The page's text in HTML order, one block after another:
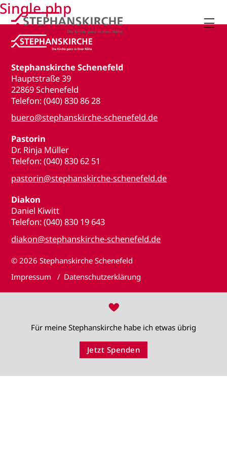

Stephanskirche Schenefeld
Hauptstraße 39
22869 Schenefeld
Telefon: (040) 830 86 28
buero@stephanskirche-schenefeld.de
Pastorin
Dr. Rinja Müller
Telefon: (040) 830 62 51
pastorin@stephanskirche-schenefeld.de
Diakon
Daniel Kiwitt
Telefon: (040) 830 19 643
diakon@stephanskirche-schenefeld.de
© 2026 Stephanskirche Schenefeld
Impressum
Datenschutzerklärung
♥
Für meine Stephanskirche habe ich etwas übrig
Jetzt Spenden